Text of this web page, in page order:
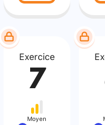
Exercice
7
Moyen